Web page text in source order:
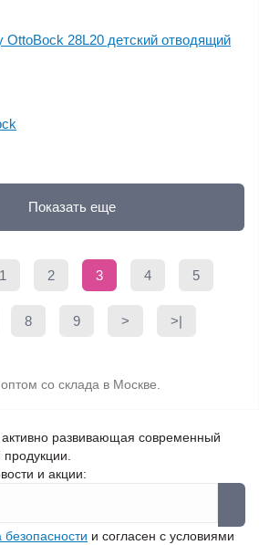
28L20 детский отводящий
Показать еще
1 2 3 4 5
8 9 > >|
со склада в Москве.
развивающая современный
продукции.
и акции:
безопасности и согласен с условиями